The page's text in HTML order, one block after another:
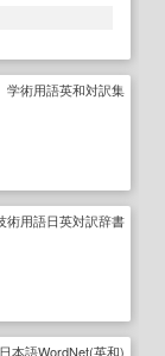
学術用語英和対訳集
術用語日英対訳辞書
日本語WordNet(英和)